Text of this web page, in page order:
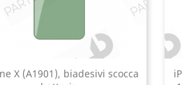
X (A1901), biadesivi scocca